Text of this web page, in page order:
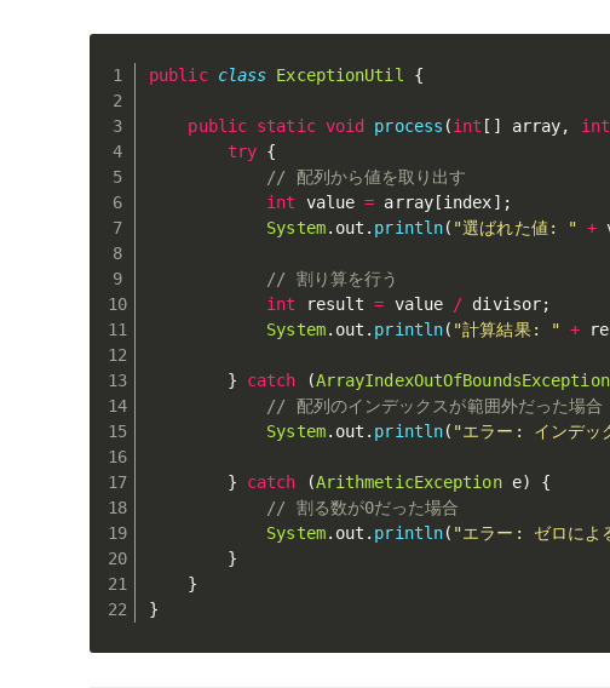
public class ExceptionUtil {
public static void process (int [ ] array, int
try {
// 配列から値を取り出す
int value = array[index] ;
System. out . println( "選ばれた値: " +
// 割り算を行う
int result = value / divisor;
System. out . println( "計算結果: " +
} catch (ArrayIndexOutOfBoundsException
// 配列のインデックスが範囲外だった場合
System. out . println( "エラー: インデッ
} catch (ArithmeticException e)
{
// 割る数が0だった場合
System. out . println( "エラー: ゼロによ
}
}
}